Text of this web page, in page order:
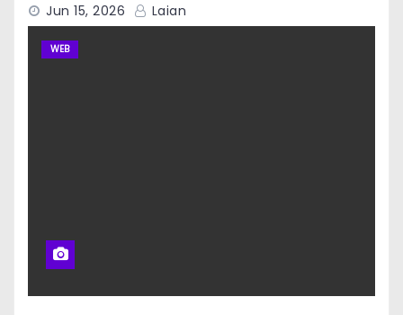
Jun 15, 2026 Laian
WEB